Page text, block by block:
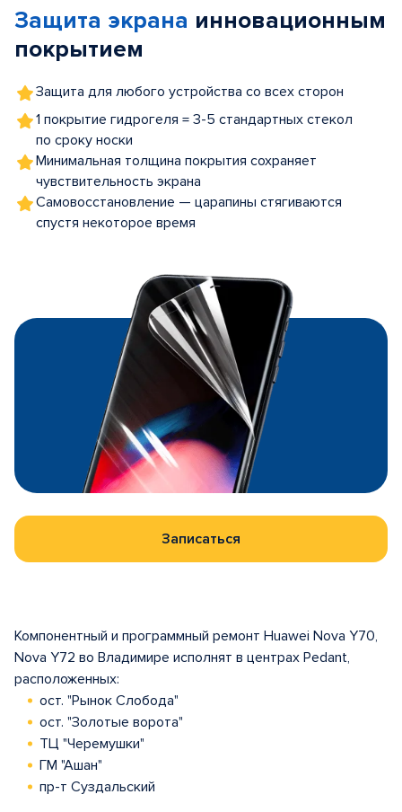
5
Защита экрана инновационным
покрытием
Защита для любого устройства со всех сторон
1 покрытие гидрогеля = 3-5 стандартных стекол
по сроку носки
Минимальная толщина покрытия сохраняет
чувствительность экрана
Самовосстановление — царапины стягиваются
спустя некоторое время
Записаться
Компонентный и программный ремонт Huawei Nova Y70,
Nova Y72 во Владимире исполнят в центрах Pedant,
расположенных:
ост. "Рынок Слобода"
ост. "Золотые ворота"
ТЦ "Черемушки"
ГМ "Ашан"
пр-т Суздальский